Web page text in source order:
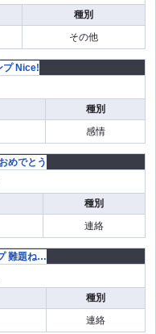
種別
その他
種別
感情
種別
連絡
種別
連絡